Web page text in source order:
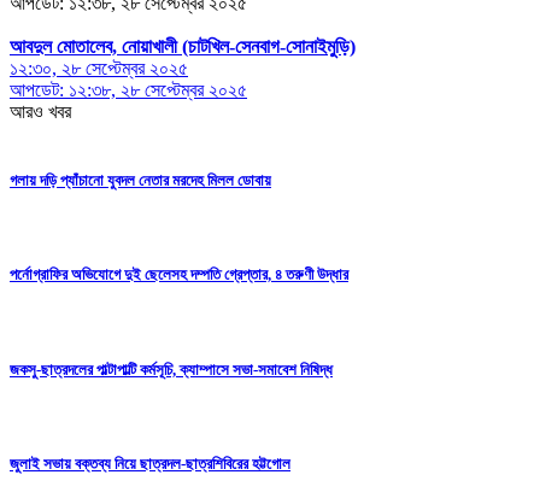
আবদুল মোতালেব, নোয়াখালী (চাটখিল-সেনবাগ-সোনাইমুড়ি)
১২:৩০, ২৮ সেপ্টেম্বর ২০২৫
আপডেট: ১২:৩৮, ২৮ সেপ্টেম্বর ২০২৫
আরও খবর
গলায় দড়ি প্যাঁচানো যুবদল নেতার মরদেহ মিলল ডোবায়
পর্নোগ্রাফির অভিযোগে দুই ছেলেসহ দম্পতি গ্রেপ্তার, ৪ তরুণী উদ্ধার
জকসু-ছাত্রদলের পাল্টাপাল্টি কর্মসূচি, ক্যাম্পাসে সভা-সমাবেশ নিষিদ্ধ
জুলাই সভায় বক্তব্য নিয়ে ছাত্রদল-ছাত্রশিবিরের হট্টগোল